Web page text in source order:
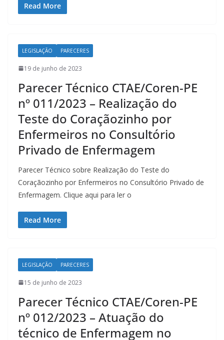
Read More
LEGISLAÇÃO PARECERES
19 de junho de 2023
Parecer Técnico CTAE/Coren-PE
nº 011/2023 – Realização do
Teste do Coraçãozinho por
Enfermeiros no Consultório
Privado de Enfermagem
Parecer Técnico sobre Realização do Teste do
Coraçãozinho por Enfermeiros no Consultório Privado de
Enfermagem. Clique aqui para ler o
Read More
LEGISLAÇÃO PARECERES
15 de junho de 2023
Parecer Técnico CTAE/Coren-PE
nº 012/2023 – Atuação do
técnico de Enfermagem no